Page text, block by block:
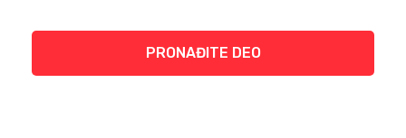
PRONAĐITE DEO